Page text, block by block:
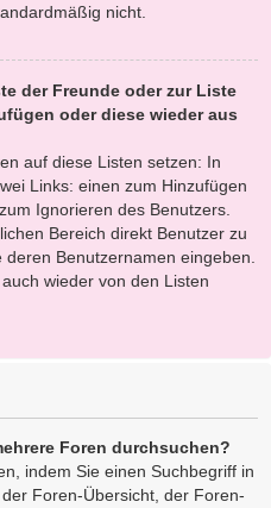
nicht.
der Freunde oder zur Liste
oder diese wieder aus
auf diese Listen setzen: In
Links: einen zum Hinzufügen
Ignorieren des Benutzers.
Bereich direkt Benutzer zu
Benutzernamen eingeben.
wieder von den Listen
Foren durchsuchen?
indem Sie einen Suchbegriff in
Foren-Übersicht, der Foren-